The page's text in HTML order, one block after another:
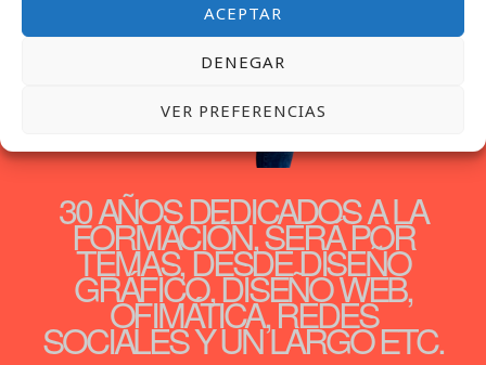
ACEPTAR
DENEGAR
VER PREFERENCIAS
30 AÑOS DEDICADOS A LA
FORMACIÓN, SERÁ POR
TEMAS, DESDE DISEÑO
GRÁFICO, DISEÑO WEB,
OFIMÁTICA, REDES
SOCIALES Y UN LARGO ETC.